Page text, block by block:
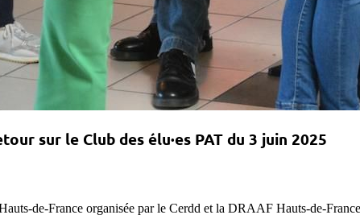
sur le Club des élu·es PAT du 3 juin 2025
de-France organisée par le Cerdd et la DRAAF Hauts-de-